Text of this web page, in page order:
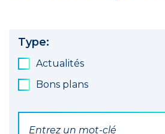
Type:
Actualités
Bons plans